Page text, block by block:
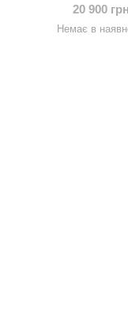
20 900 грн
Немає в